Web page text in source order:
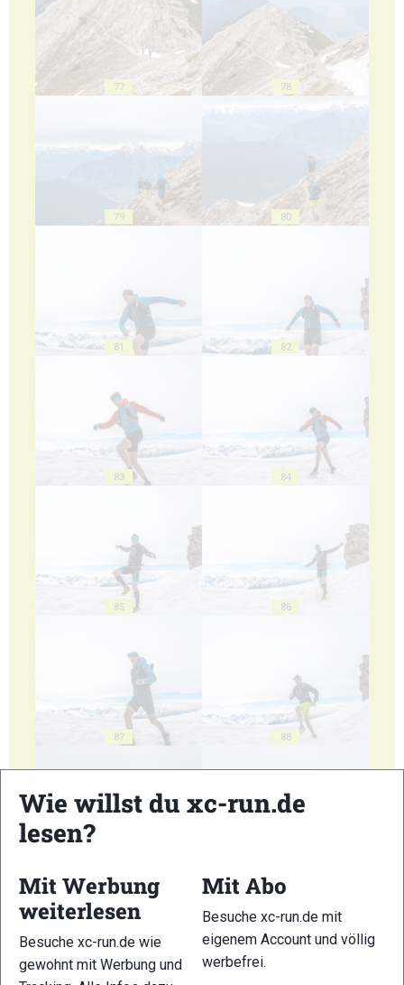
77 78
79 80
81 82
83 84
85 86
87 88
Wie willst du xc-run.de
lesen?
Mit Werbung
weiterlesen
Besuche xc-run.de wie
gewohnt mit Werbung und
Mit Abo
Besuche xc-run.de mit
eigenem Account und völlig
werbefrei.